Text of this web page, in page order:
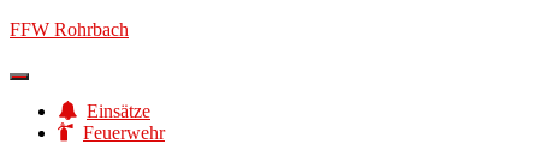
FFW Rohrbach
Navigation
umschaltenEinsätze
Feuerwehr